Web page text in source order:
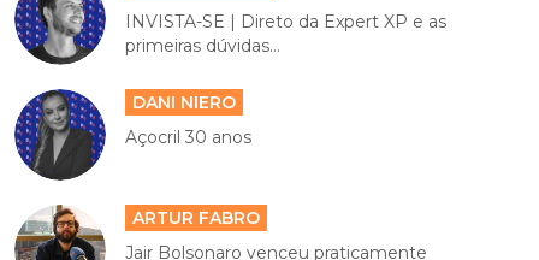
INVISTA-SE | Direto da Expert XP e as
primeiras dúvidas...
DANI NIERO
Açocril 30 anos
ARTUR FABRO
Jair Bolsonaro venceu praticamente